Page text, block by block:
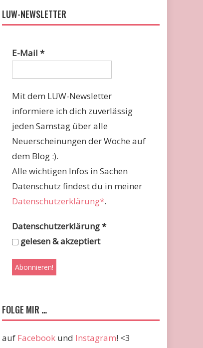
LUW-NEWSLETTER
E-Mail*
Mit dem LUW-Newsletter
informiere ich dich zuverlässig
jeden Samstag über alle
Neuerscheinungen der Woche auf
dem Blog :).
Alle wichtigen Infos in Sachen
Datenschutz findest du in meiner
Datenschutzerklärung*.
Datenschutzerklärung*
gelesen & akzeptiert
FOLGE MIR …
auf Facebook und Instagram! <3